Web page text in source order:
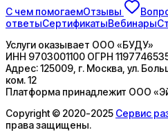
С чем помогаемОтзывы
ответыСертификатыВебинары
Услуги оказывает ООО «БУДУ»
ИНН 9703001100 ОГРН
Адрес:125009, г. Москва, ул.
ком. 12
Платформа принадлежит ООО
Copyright © 2020-2025 Сервис
права защищены.